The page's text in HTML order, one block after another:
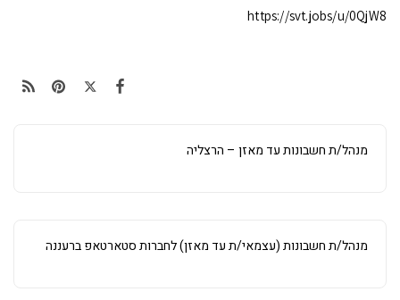
https://svt.jobs/u/0QjW8
מנהל/ת חשבונות עד מאזן – הרצליה
מנהל/ת חשבונות (עצמאי/ת עד מאזן) לחברות סטארטאפ ברעננה